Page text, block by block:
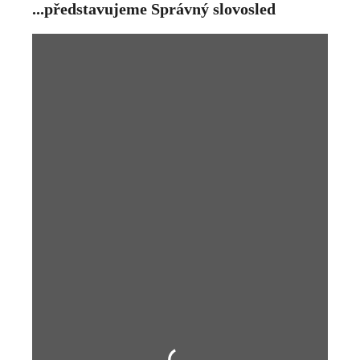
...představujeme Správný slovosled